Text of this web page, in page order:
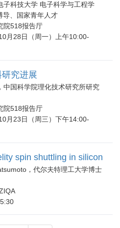
子科技大学 电子科学与工程学
导、国家青年人才
院518报告厅
月28日（周一）上午10:00-
究进展
中国科学院理化技术研究所研究
院518报告厅
月23日（周三）下午14:00-
spin shuttling in silicon
，代尔夫特理工大学博士